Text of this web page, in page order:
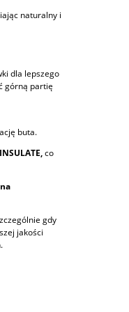
naturalny i
dla lepszego
górną partię
buta.
co
gdy
jakości